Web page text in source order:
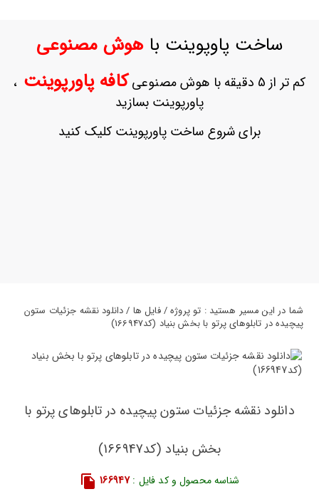
حساب
ثبت
بازیابی
ساخت پاوپوینت باهوش مصنوعی
کم تر از 5 دقیقه با هوش مصنوعی کافه پاورپوینت ،
پاورپوینت بسازید
برای شروع ساخت پاورپوینت کلیک کنید
شما در این مسیر هستید : تو پروژه / فایل ها / دانلود نقشه جزئیات ستون
پیچیده در تابلوهای پرتو با بخش بنیاد (کد166947)
دانلود نقشه جزئیات ستون پیچیده در تابلوهای پرتو با
بخش بنیاد (کد166947)
شناسه محصول و کد فایل :166947